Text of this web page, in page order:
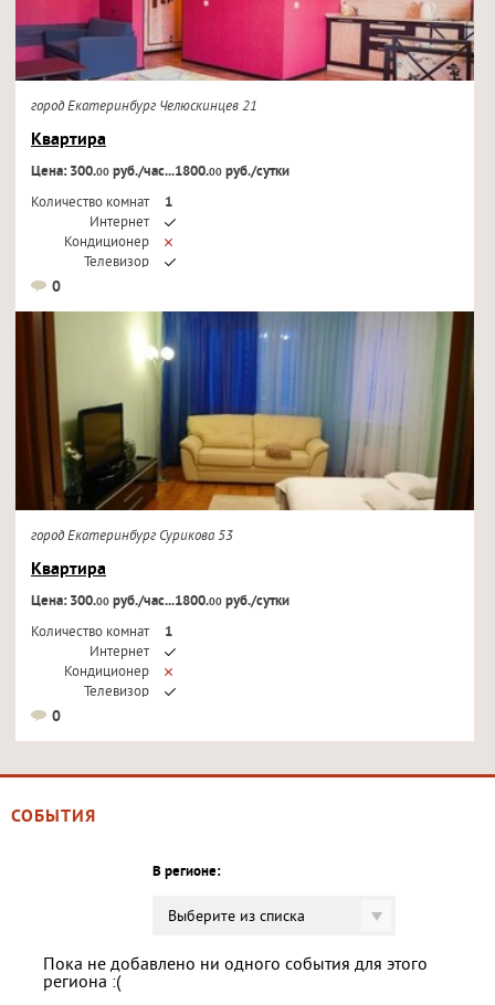
город Екатеринбург Челюскинцев 21
Квартира
Цена: 300.00руб./час...1800.00руб./сутки
Количество комнат
1
Интернет
Кондиционер
Телевизор
0
город Екатеринбург Сурикова 53
Квартира
Цена: 300.00руб./час...1800.00руб./сутки
Количество комнат
1
Интернет
Кондиционер
Телевизор
0
СОБЫТИЯ
В регионе:
Выберите из списка
Пока не добавлено ни одного события для этого
региона :(